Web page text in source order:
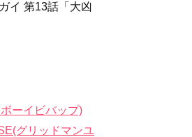
イ 第13話「大凶
ーイビバップ)
グリッドマンユ